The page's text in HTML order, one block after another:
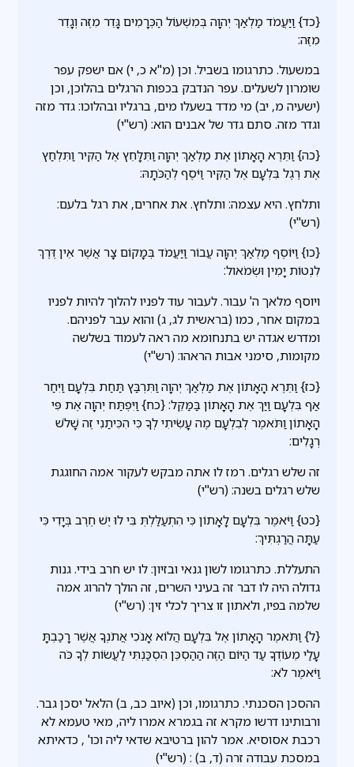
{כד} וַיַּעֲמֹד מַלְאַךְ יְהוָה בְּמִשְׁעוֹל הַכְּרָמִים גָּדֵר מִזֶּה וְגָדֵר
מִזֶּה:
במשעול. כתרגומו בשביל. וכן (מ''א כ, י) אם ישפק עפר
שומרון לשעלים. עפר הנדבק בכפות הרגלים בהלוכן, וכן
(ישעיה מ, יב) מי מדד בשעלו מים, ברגליו ובהלוכו: גדר מזה
וגדר מזה. סתם גדר של אבנים הוא: (רש"י)
{כה} וַתֵּרֶא הָאָתוֹן אֶת מַלְאַךְ יְהוָה וַתִּלָּחֵץ אֶל הַקִּיר וַתִּלְחַץ
אֶת רֶגֶל בִּלְעָם אֶל הַקִּיר וַיֹּסֶף לְהַכֹּתָהּ:
ותלחץ. היא עצמה: ותלחץ. את אחרים, את רגל בלעם:
(רש"י)
{כו} וַיּוֹסֶף מַלְאַךְ יְהוָה עֲבוֹר וַיַּעֲמֹד בְּמָקוֹם צָר אֲשֶׁר אֵין דֶּרֶךְ
לִנְטוֹת יָמִין וּשְׂמֹאול:
ויוסף מלאך ה' עבור. לעבור עוד לפניו להלוך להיות לפניו
במקום אחר, כמו (בראשית לג, ג) והוא עבר לפניהם.
ומדרש אגדה יש בתנחומא מה ראה לעמוד בשלשה
מקומות, סימני אבות הראהו: (רש"י)
{כז} וַתֵּרֶא הָאָתוֹן אֶת מַלְאַךְ יְהוָה וַתִּרְבַּץ תַּחַת בִּלְעָם וַיִּחַר
אַף בִּלְעָם וַיַּךְ אֶת הָאָתוֹן בַּמַּקֵּל: {כח} וַיִּפְתַּח יְהוָה אֶת פִּי
הָאָתוֹן וַתֹּאמֶר לְבִלְעָם מֶה עָשִׂיתִי לְךָ כִּי הִכִּיתַנִי זֶה שָׁלֹשׁ
רְגָלִים:
זה שלש רגלים. רמז לו אתה מבקש לעקור אמה החוגגת
שלש רגלים בשנה: (רש"י)
{כט} וַיֹּאמֶר בִּלְעָם לָאָתוֹן כִּי הִתְעַלַּלְתְּ בִּי לוּ יֶשׁ חֶרֶב בְּיָדִי כִּי
עַתָּה הֲרַגְתִּיךְ:
התעללת. כתרגומו לשון גנאי ובזיון: לו יש חרב בידי. גנות
גדולה היה לו דבר זה בעיני השרים, זה הולך להרוג אמה
שלמה בפיו, ולאתון זו צריך לכלי זין: (רש"י)
{ל} וַתֹּאמֶר הָאָתוֹן אֶל בִּלְעָם הֲלוֹא אָנֹכִי אֲתֹנְךָ אֲשֶׁר רָכַבְתָּ
עָלַי מֵעוֹדְךָ עַד הַיּוֹם הַזֶּה הַהַסְכֵּן הִסְכַּנְתִּי לַעֲשׂוֹת לְךָ כֹּה
וַיֹּאמֶר לֹא:
ההסכן הסכנתי. כתרגומו, וכן (איוב כב, ב) הלאל יסכן גבר.
ורבותינו דרשו מקרא זה בגמרא אמרו ליה, מאי טעמא לא
רכבת אסוסיא. אמר להון ברטיבא שדאי ליה וכו' , כדאיתא
במסכת עבודה זרה (ד, ב) : (רש"י)